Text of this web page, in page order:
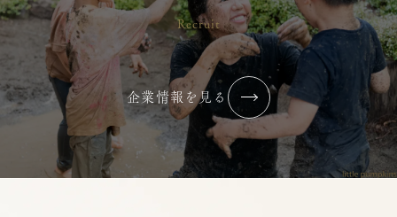
令和７年度 すくわくプログラム報
告書
2026/07/02 コラム・ブログ
荻窪りとるぱんぷきんず
Recruit
企業情報を見る